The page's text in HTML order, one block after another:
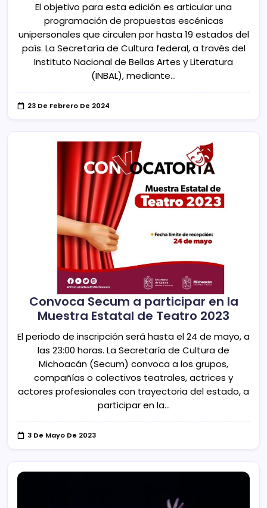
El objetivo para esta edición es articular una
programación de propuestas escénicas
unipersonales que circulen por hasta 19 estados del
país. La Secretaría de Cultura federal, a través del
Instituto Nacional de Bellas Artes y Literatura
(INBAL), mediante…
23 De Febrero De 2024
Convoca Secum a participar en la
Muestra Estatal de Teatro 2023
El periodo de inscripción será hasta el 24 de mayo, a
las 23:00 horas. La Secretaría de Cultura de
Michoacán (Secum) convoca a los grupos,
compañías o colectivos teatrales, actrices y
actores profesionales con trayectoria del estado, a
participar en la…
3 De Mayo De 2023